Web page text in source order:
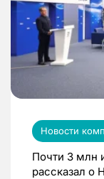
Новости
Почти 3 млн
рассказал о